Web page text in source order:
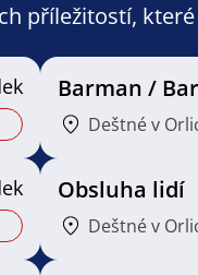
příležitostí,
Barman /
Deštné v
Obsluha lidí
Deštné v